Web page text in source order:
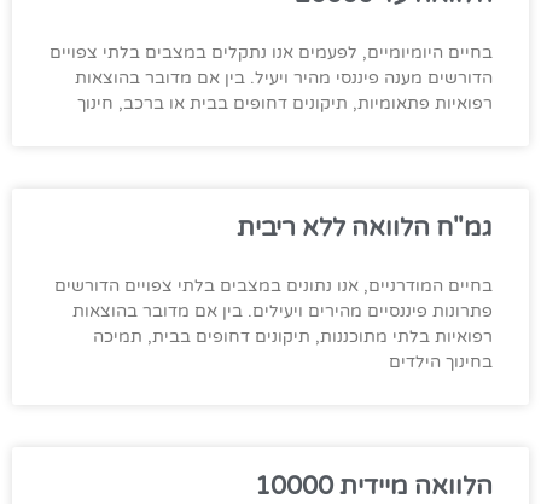
בחיים היומיומיים, לפעמים אנו נתקלים במצבים בלתי צפויים
הדורשים מענה פיננסי מהיר ויעיל. בין אם מדובר בהוצאות
רפואיות פתאומיות, תיקונים דחופים בבית או ברכב, חינוך
גמ"ח הלוואה ללא ריבית
בחיים המודרניים, אנו נתונים במצבים בלתי צפויים הדורשים
פתרונות פיננסיים מהירים ויעילים. בין אם מדובר בהוצאות
רפואיות בלתי מתוכננות, תיקונים דחופים בבית, תמיכה
בחינוך הילדים
הלוואה מיידית 10000